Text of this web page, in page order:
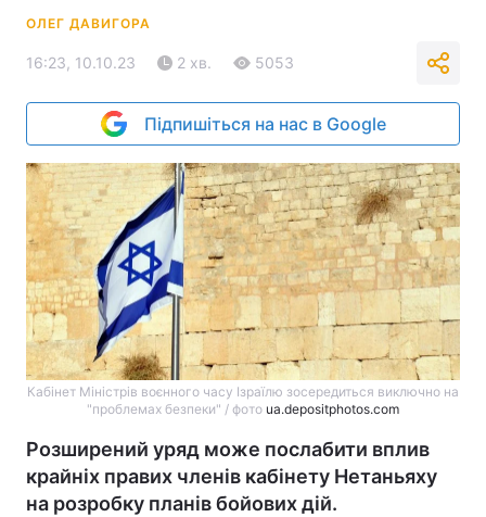
ОЛЕГ ДАВИГОРА
16:23, 10.10.23 2 хв. 5053
Підпишіться на нас в Google
Кабінет Міністрів воєнного часу Ізраїлю зосередиться виключно на
"проблемах безпеки" / фото ua.depositphotos.com
Розширений уряд може послабити вплив
крайніх правих членів кабінету Нетаньяху
на розробку планів бойових дій.